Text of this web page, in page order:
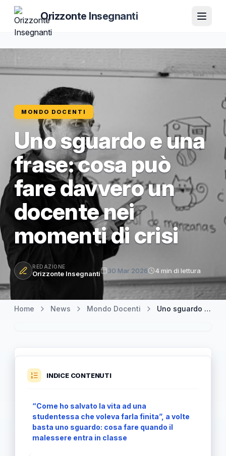
Orizzonte Insegnanti
MONDO DOCENTI
Uno sguardo e una
frase: cosa può
fare davvero un
docente nei
momenti di crisi
REDAZIONE
Orizzonte Insegnanti 30 Mar 2026 4 min di lettura
Home News Mondo Docenti Uno sguardo e una frase: cosa può fare davvero un docente nei momenti di crisi
INDICE CONTENUTI
“Come ho salvato la vita ad una
studentessa che voleva farla finita”, a volte
basta uno sguardo: cosa fare quando il
malessere entra in classe